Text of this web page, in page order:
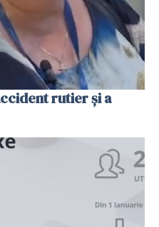
rutier și a